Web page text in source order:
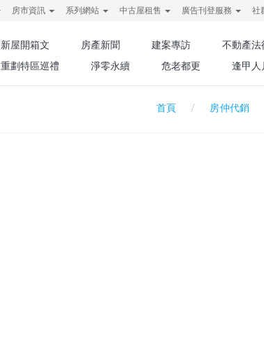
房市資訊 系列網站 中古屋租售 廣告刊登服務 社
新屋開箱文 房產新聞 建案專訪 不動產法
重劃特區巡禮
淨零永續 危老都更 逢甲人
首頁 房仲代銷